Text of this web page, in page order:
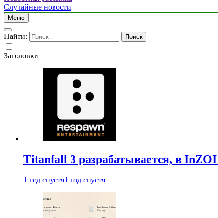
Случайные новости
Меню
Найти:
Заголовки
Titanfall 3 разрабатывается, в
1 год спустя1 год спустя